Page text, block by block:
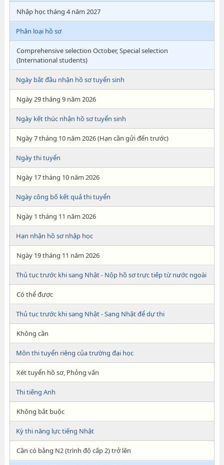
Nhập học tháng 4 năm 2027
Phân loại hồ sơ
Comprehensive selection October, Special selection
(International students)
Ngày bắt đầu nhận hồ sơ tuyển sinh
Ngày 29 tháng 9 năm 2026
Ngày kết thúc nhận hồ sơ tuyển sinh
Ngày 7 tháng 10 năm 2026 (Hạn cần gửi đến trước)
Ngày thi tuyển
Ngày 17 tháng 10 năm 2026
Ngày công bố kết quả thi tuyển
Ngày 1 tháng 11 năm 2026
Hạn nhận hồ sơ nhập học
Ngày 19 tháng 11 năm 2026
Thủ tục trước khi sang Nhật - Nộp hồ sơ trực tiếp từ nước ngoài
Có thể được
Thủ tục trước khi sang Nhật - Sang Nhật để dự thi
Không cần
Môn thi tuyển riêng của trường đại học
Xét tuyển hồ sơ, Phỏng vấn
Thi tiếng Anh
Không bắt buộc
Kỳ thi năng lực tiếng Nhật
Cần có bằng N2 (trình độ cấp 2) trở lên